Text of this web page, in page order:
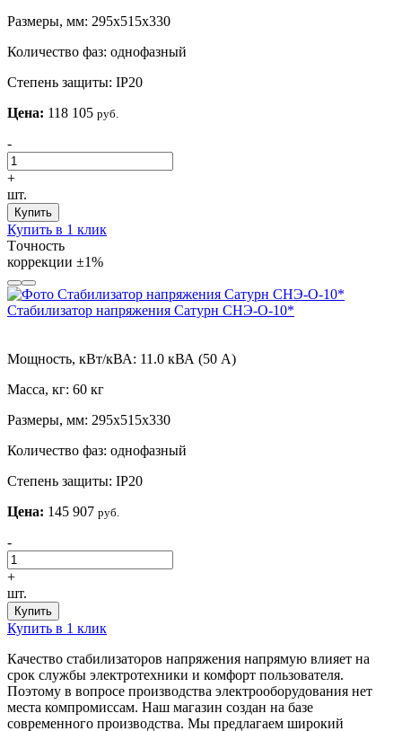
Размеры, мм: 295х515х330
Количество фаз: однофазный
Степень защиты: IP20
Цена: 118 105 руб.
-
+
шт.
Купить
Купить в 1 клик
Tочность
коррекции ±1%
Стабилизатор напряжения Сатурн СНЭ-О-10*
Мощность, кВт/кВА: 11.0 кВА (50 А)
Масса, кг: 60 кг
Размеры, мм: 295х515х330
Количество фаз: однофазный
Степень защиты: IP20
Цена: 145 907 руб.
-
+
шт.
Купить
Купить в 1 клик
Качество стабилизаторов напряжения напрямую влияет на
срок службы электротехники и комфорт пользователя.
Поэтому в вопросе производства электрооборудования нет
места компромиссам. Наш магазин создан на базе
современного производства. Мы предлагаем широкий